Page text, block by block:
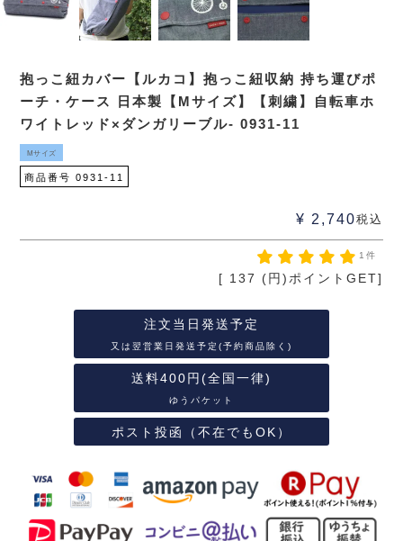
抱っこ紐カバー【ルカコ】抱っこ紐収納 持ち運びポ
ーチ・ケース 日本製【Mサイズ】【刺繍】自転車ホ
ワイトレッド×ダンガリーブル- 0931-11
Mサイズ
商品番号 0931-11
¥ 2,740税込
1件
[ 137 (円)ポイントGET]
注文当日発送予定
又は翌営業日発送予定(予約商品除く)
送料400円(全国一律)
ゆうパケット
ポスト投函（不在でもOK）